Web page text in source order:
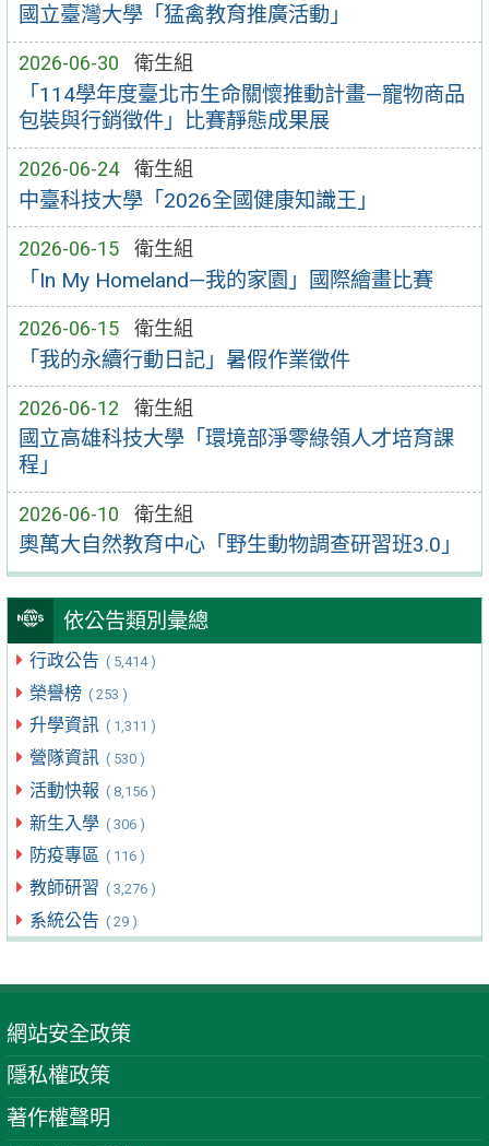
國立臺灣大學「猛禽教育推廣活動」
2026-06-30 衛生組
「114學年度臺北市生命關懷推動計畫—寵物商品
包裝與行銷徵件」比賽靜態成果展
2026-06-24 衛生組
中臺科技大學「2026全國健康知識王」
2026-06-15 衛生組
「In My Homeland—我的家園」國際繪畫比賽
2026-06-15 衛生組
「我的永續行動日記」暑假作業徵件
2026-06-12 衛生組
國立高雄科技大學「環境部淨零綠領人才培育課
程」
2026-06-10 衛生組
奧萬大自然教育中心「野生動物調查研習班3.0」
依公告類別彙總
行政公告 ( 5,414 )
榮譽榜 ( 253 )
升學資訊 ( 1,311 )
營隊資訊 ( 530 )
活動快報 ( 8,156 )
新生入學 ( 306 )
防疫專區 ( 116 )
教師研習 ( 3,276 )
系統公告 ( 29 )
網站安全政策
隱私權政策
著作權聲明